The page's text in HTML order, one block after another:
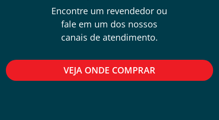
Encontre um revendedor ou
fale em um dos nossos
canais de atendimento.
VEJA ONDE COMPRAR